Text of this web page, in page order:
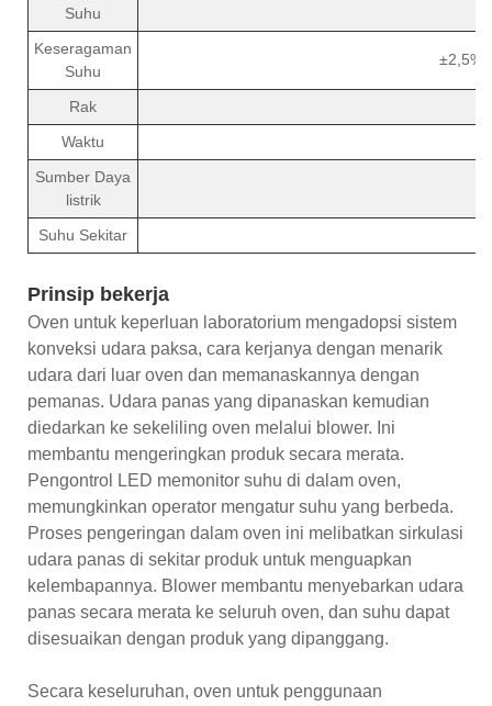
Suhu
Keseragaman
Suhu
±2,5%
Rak
Waktu
Sumber Daya
listrik
Suhu Sekitar
Prinsip bekerja
Oven untuk keperluan laboratorium mengadopsi sistem
konveksi udara paksa, cara kerjanya dengan menarik
udara dari luar oven dan memanaskannya dengan
pemanas. Udara panas yang dipanaskan kemudian
diedarkan ke sekeliling oven melalui blower. Ini
membantu mengeringkan produk secara merata.
Pengontrol LED memonitor suhu di dalam oven,
memungkinkan operator mengatur suhu yang berbeda.
Proses pengeringan dalam oven ini melibatkan sirkulasi
udara panas di sekitar produk untuk menguapkan
kelembapannya. Blower membantu menyebarkan udara
panas secara merata ke seluruh oven, dan suhu dapat
disesuaikan dengan produk yang dipanggang.
Secara keseluruhan, oven untuk penggunaan